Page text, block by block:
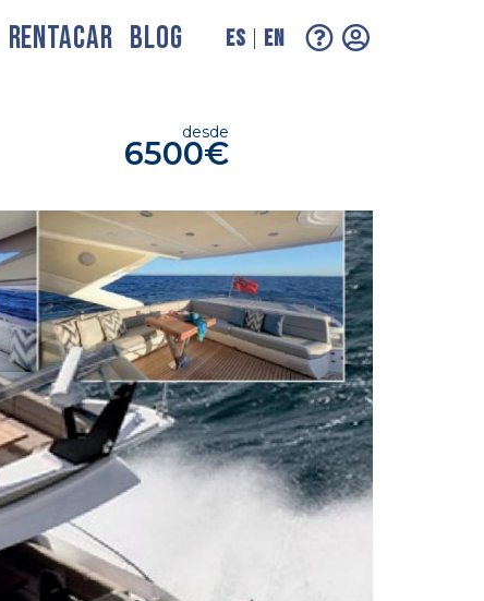
RENTACAR BLOG ES EN
desde
6500€